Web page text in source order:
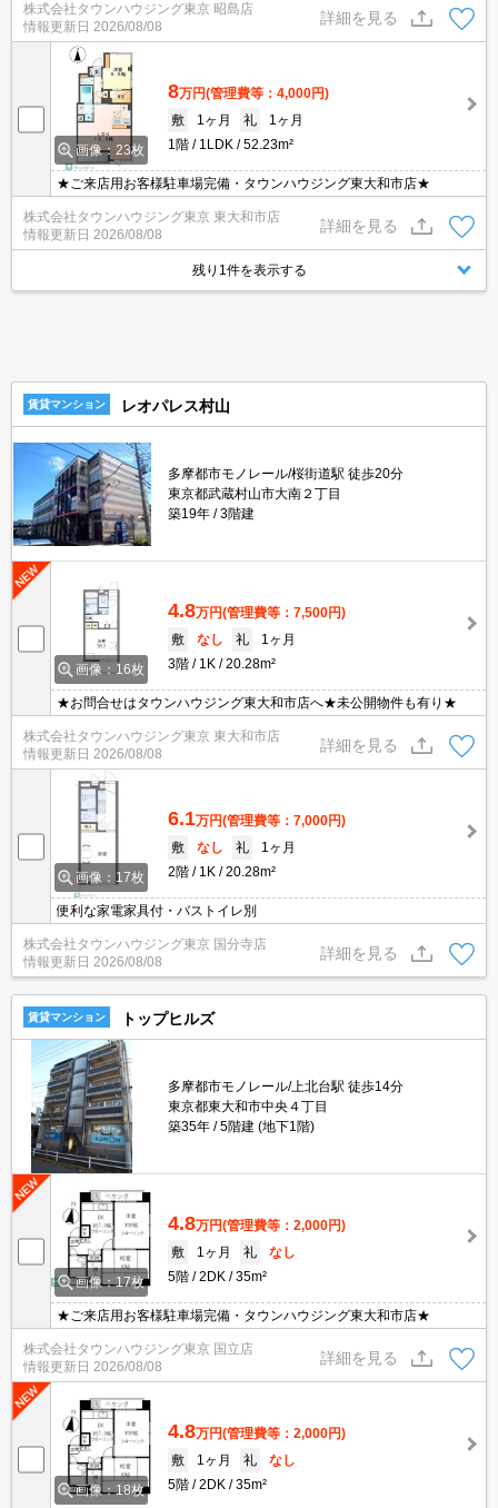
株式会社タウンハウジング東京 昭島店
情報更新日 2026/08/08
詳細を見る
画像：23枚
8万円(管理費等：4,000円)
敷
1ヶ月 礼
1ヶ月
1階
1LDK 52.23m²
★ご来店用お客様駐車場完備・タウンハウジング東大和市店★
株式会社タウンハウジング東京 東大和市店
情報更新日 2026/08/08
詳細を見る
残り1件を表示する
賃貸マンション レオパレス村山
多摩都市モノレール/桜街道駅 徒歩20分
東京都武蔵村山市大南２丁目
築19年
3階建
画像：16枚
4.8万円(管理費等：7,500円)
敷
なし 礼
1ヶ月
3階
1K 20.28m²
★お問合せはタウンハウジング東大和市店へ★未公開物件も有り★
株式会社タウンハウジング東京 東大和市店
情報更新日 2026/08/08
詳細を見る
画像：17枚
6.1万円(管理費等：7,000円)
敷
なし 礼
1ヶ月
2階
1K 20.28m²
便利な家電家具付・バストイレ別
株式会社タウンハウジング東京 国分寺店
情報更新日 2026/08/08
詳細を見る
賃貸マンション トップヒルズ
多摩都市モノレール/上北台駅 徒歩14分
東京都東大和市中央４丁目
築35年
5階建 (地下1階)
画像：17枚
4.8万円(管理費等：2,000円)
敷
1ヶ月 礼
なし
5階
2DK 35m²
★ご来店用お客様駐車場完備・タウンハウジング東大和市店★
株式会社タウンハウジング東京 国立店
情報更新日 2026/08/08
詳細を見る
画像：18枚
4.8万円(管理費等：2,000円)
敷
1ヶ月 礼
なし
5階
2DK 35m²